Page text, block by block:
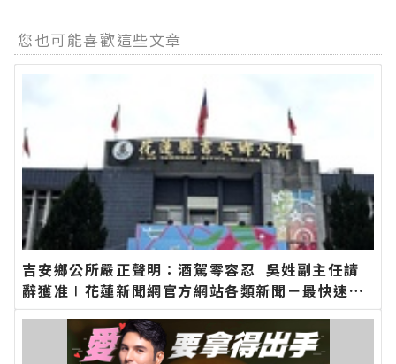
您也可能喜歡這些文章
吉安鄉公所嚴正聲明：酒駕零容忍 吳姓副主任請
辭獲准∣花蓮新聞網官方網站各類新聞－最快速的
今日新聞報導 最新的在地資訊！